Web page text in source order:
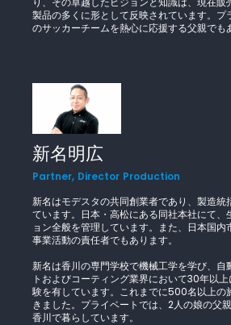
製品の多くに形として反映されています。プ
のサッカーチームを熱心に応援する父親でも
新名明広
Partner, Director Production
新名はモデスタの共同創業者であり、製造統
ています。日本・高松にある同社本社にて、
ョン全般を管理しています。また、日本国
事業活動の責任者でもあります。
新名は香川の専門学校で機械工学を学び、自
トおよびコーティング業界において30年以
験を有しています。これまでに500名以上の
きました。プライベートでは、2人の娘の父
香川で暮らしています。